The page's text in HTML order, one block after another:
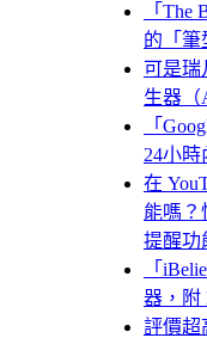
「The
的「
可是
生器（
「
24小時
在
能嗎？
提醒功
「
器，附
評價超